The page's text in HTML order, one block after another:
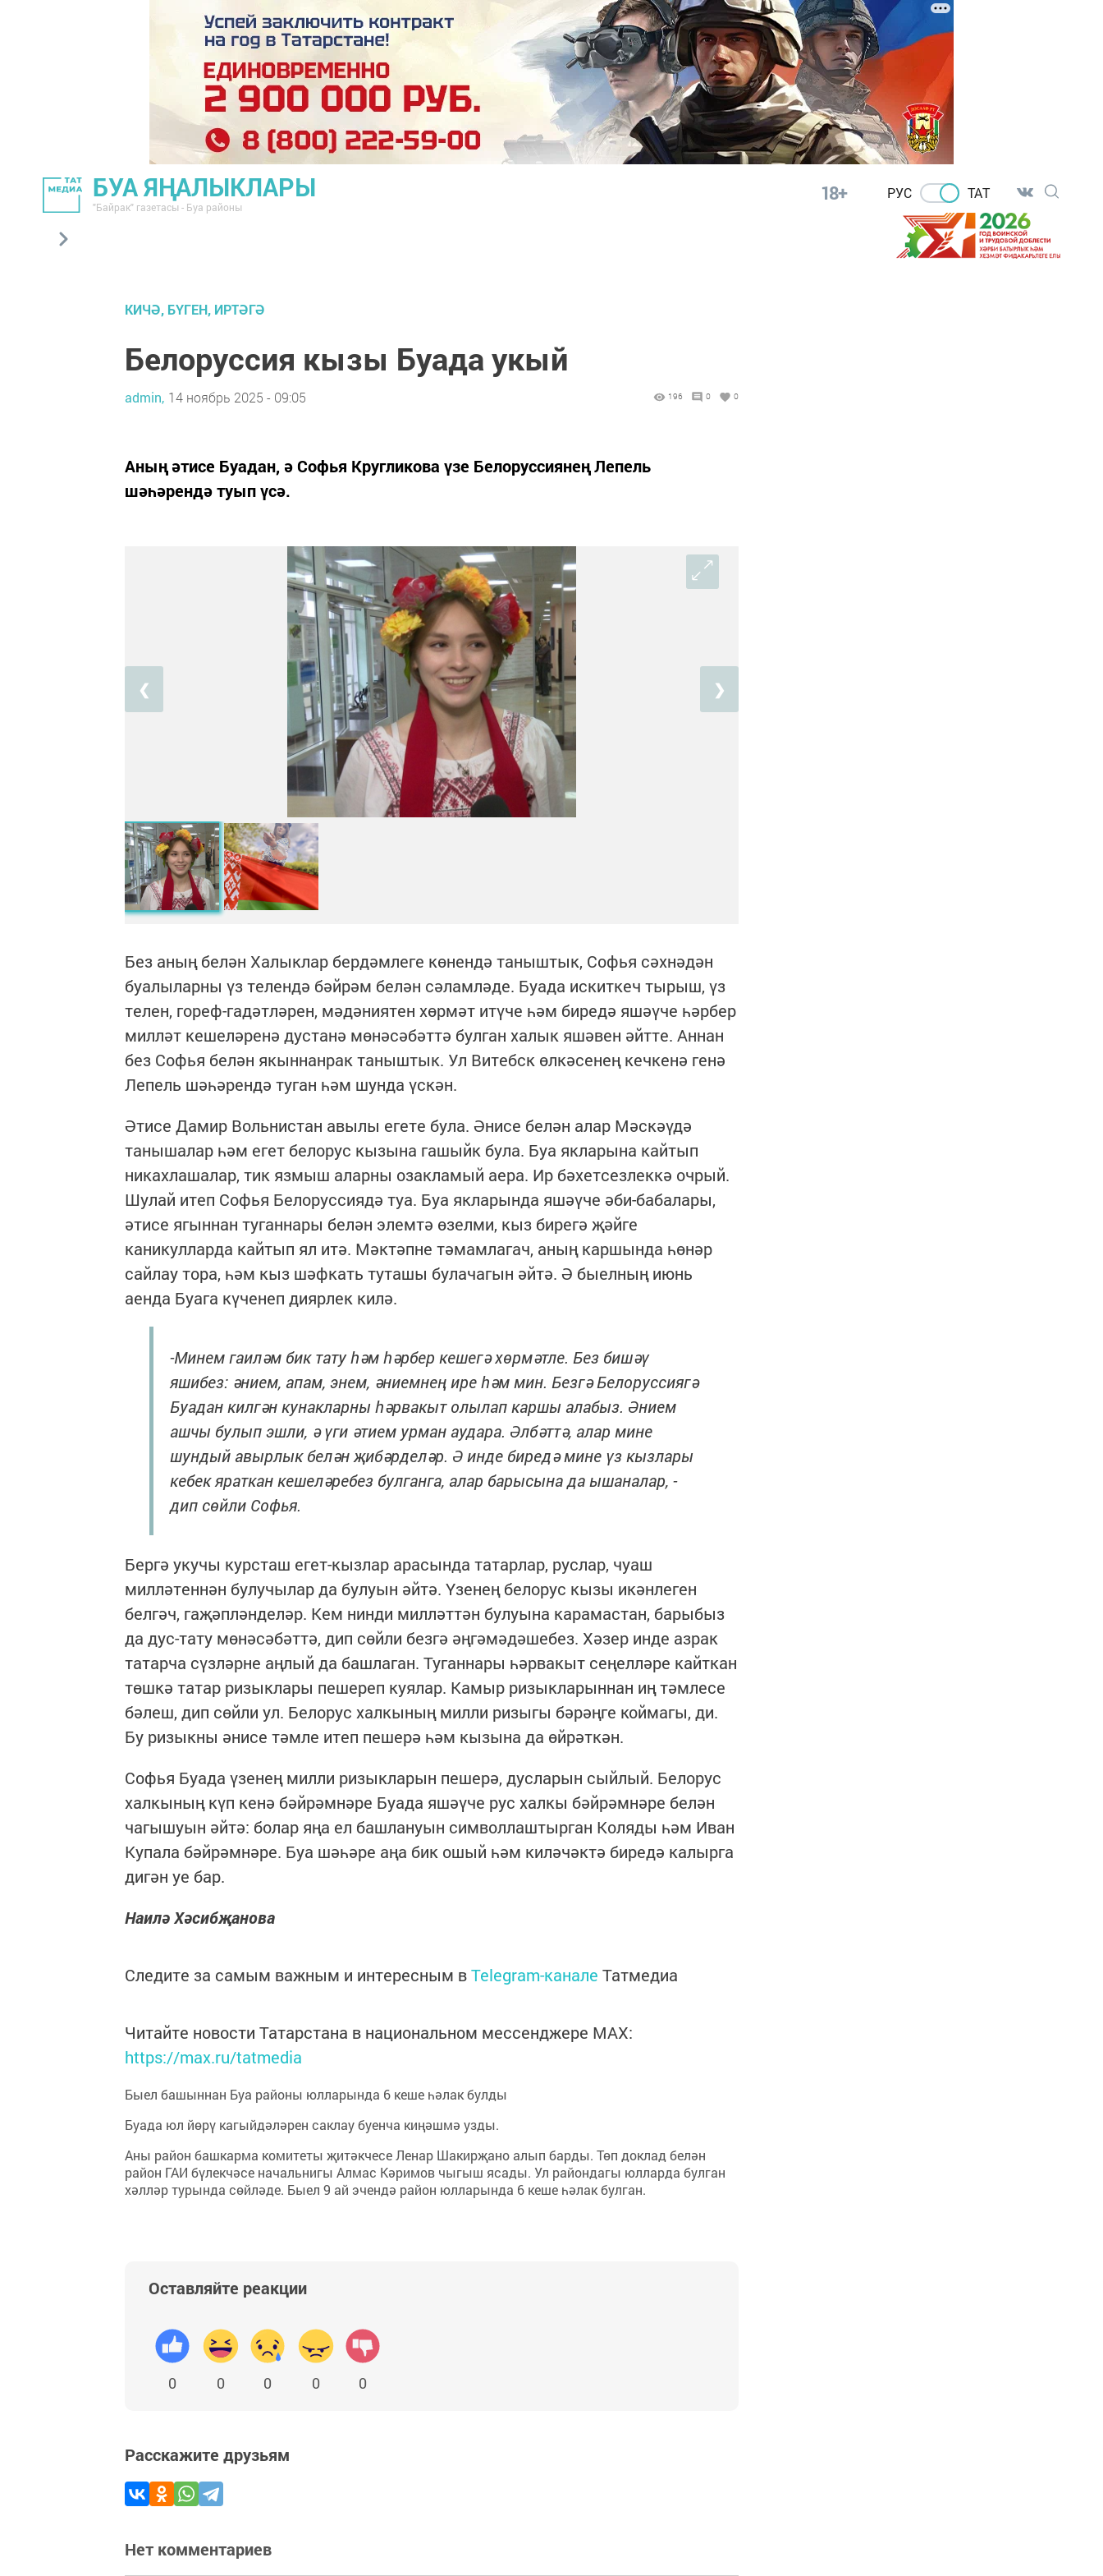
БУА ЯҢАЛЫКЛАРЫ
"Байрак" газетасы - Буа районы
18+ РУС ТАТ
КИЧӘ, БҮГЕН, ИРТӘГӘ
Белоруссия кызы Буада укый
admin, 14 ноябрь 2025 - 09:05 196 0 0
Аның әтисе Буадан, ә Софья Кругликова үзе Белоруссиянең Лепель
шәһәрендә туып үсә.
❮ ❯
Без аның белән Халыклар бердәмлеге көнендә таныштык, Софья сәхнәдән
буалыларны үз телендә бәйрәм белән сәламләде. Буада искиткеч тырыш, үз
телен, гореф-гадәтләрен, мәдәниятен хөрмәт итүче һәм биредә яшәүче һәрбер
милләт кешеләренә дустанә мөнәсәбәттә булган халык яшәвен әйтте. Аннан
без Софья белән якыннанрак таныштык. Ул Витебск өлкәсенең кечкенә генә
Лепель шәһәрендә туган һәм шунда үскән.
Әтисе Дамир Вольнистан авылы егете була. Әнисе белән алар Мәскәүдә
танышалар һәм егет белорус кызына гашыйк була. Буа якларына кайтып
никахлашалар, тик язмыш аларны озакламый аера. Ир бәхетсезлеккә очрый.
Шулай итеп Софья Белоруссиядә туа. Буа якларында яшәүче әби-бабалары,
әтисе ягыннан туганнары белән элемтә өзелми, кыз бирегә җәйге
каникулларда кайтып ял итә. Мәктәпне тәмамлагач, аның каршында һөнәр
сайлау тора, һәм кыз шәфкать туташы булачагын әйтә. Ә быелның июнь
аенда Буага күченеп диярлек килә.
-Минем гаиләм бик тату һәм һәрбер кешегә хөрмәтле. Без бишәү
яшибез: әнием, апам, энем, әниемнең ире һәм мин. Безгә Белоруссиягә
Буадан килгән кунакларны һәрвакыт олылап каршы алабыз. Әнием
ашчы булып эшли, ә үги әтием урман аудара. Әлбәттә, алар мине
шундый авырлык белән җибәрделәр. Ә инде биредә мине үз кызлары
кебек яраткан кешеләребез булганга, алар барысына да ышаналар, -
дип сөйли Софья.
Бергә укучы курсташ егет-кызлар арасында татарлар, руслар, чуаш
милләтеннән булучылар да булуын әйтә. Үзенең белорус кызы икәнлеген
белгәч, гаҗәпләнделәр. Кем нинди милләттән булуына карамастан, барыбыз
да дус-тату мөнәсәбәттә, дип сөйли безгә әңгәмәдәшебез. Хәзер инде азрак
татарча сүзләрне аңлый да башлаган. Туганнары һәрвакыт сеңелләре кайткан
төшкә татар ризыклары пешереп куялар. Камыр ризыкларыннан иң тәмлесе
бәлеш, дип сөйли ул. Белорус халкының милли ризыгы бәрәңге коймагы, ди.
Бу ризыкны әнисе тәмле итеп пешерә һәм кызына да өйрәткән.
Софья Буада үзенең милли ризыкларын пешерә, дусларын сыйлый. Белорус
халкының күп кенә бәйрәмнәре Буада яшәүче рус халкы бәйрәмнәре белән
чагышуын әйтә: болар яңа ел башлануын символлаштырган Коляды һәм Иван
Купала бәйрәмнәре. Буа шәһәре аңа бик ошый һәм киләчәктә биредә калырга
дигән уе бар.
Наилә Хәсибҗанова
Следите за самым важным и интересным вTelegram-канале Татмедиа
Читайте новости Татарстана в национальном мессенджере MАХ:
https://max.ru/tatmedia
Быел башыннан Буа районы юлларында 6 кеше һәлак булды
Буада юл йөрү кагыйдәләрен саклау буенча киңәшмә узды.
Аны район башкарма комитеты җитәкчесе Ленар Шакирҗано алып барды. Төп доклад белән
район ГАИ бүлекчәсе начальнигы Алмас Кәримов чыгыш ясады. Ул райондагы юлларда булган
хәлләр турында сөйләде. Быел 9 ай эчендә район юлларында 6 кеше һәлак булган.
Оставляйте реакции
0 0 0 0 0
Расскажите друзьям
Нет комментариев